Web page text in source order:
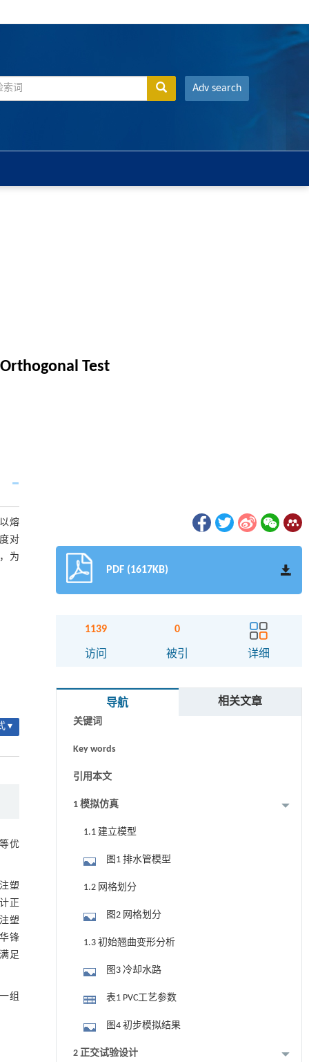
Adv search
Test
熔
对
为
▾
优
塑
正
塑
锋
足
组
PDF (1617KB)
1139
访问
0
被引 详细
导航 相关文章
关键词
Key words
引用本文
1 模拟仿真
1.1 建立模型
图1 排水管模型
1.2 网格划分
图2 网格划分
1.3 初始翘曲变形分析
图3 冷却水路
表1 PVC工艺参数
图4 初步模拟结果
2 正交试验设计